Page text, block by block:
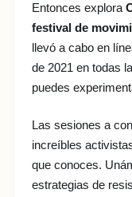
Entonces explora
festival de
llevó a cabo en
de 2021 en todas
puedes
Las sesiones a
increíbles
que conoces.
estrategias de